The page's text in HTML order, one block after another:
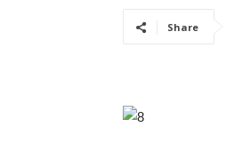
Share